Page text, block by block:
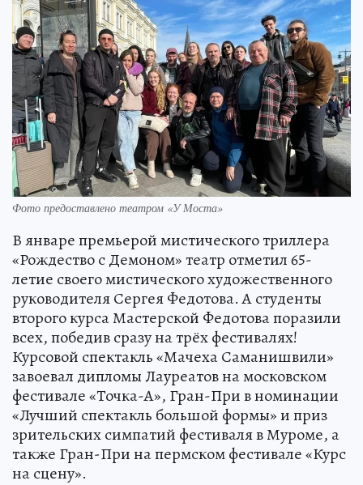
Фото предоставлено театром «У Моста»
В январе премьерой мистического триллера
«Рождество с Демоном» театр отметил 65-
летие своего мистического художественного
руководителя Сергея Федотова. А студенты
второго курса Мастерской Федотова поразили
всех, победив сразу на трёх фестивалях!
Курсовой спектакль «Мачеха Саманишвили»
завоевал дипломы Лауреатов на московском
фестивале «Точка-А», Гран-При в номинации
«Лучший спектакль большой формы» и приз
зрительских симпатий фестиваля в Муроме, а
также Гран-При на пермском фестивале «Курс
на сцену».